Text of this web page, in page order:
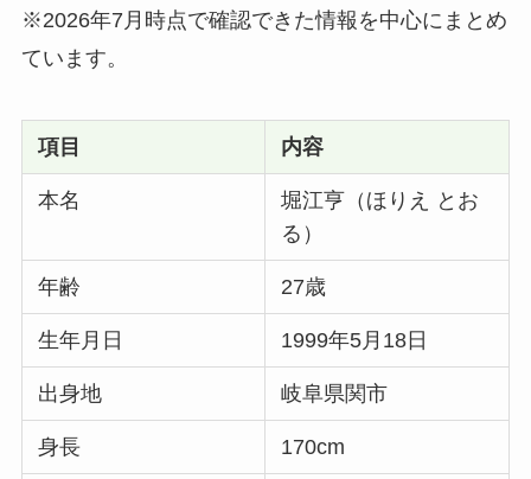
※2026年7月時点で確認できた情報を中心にまとめ
ています。
項目 内容
本名
堀江亨（ほりえ とお
る）
年齢 27歳
生年月日 1999年5月18日
出身地 岐阜県関市
身長 170cm